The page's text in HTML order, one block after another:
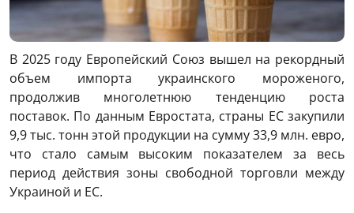
В 2025 году Европейский Союз вышел на рекордный
объем импорта украинского мороженого,
продолжив многолетнюю тенденцию роста
поставок. По данным Евростата, страны ЕС закупили
9,9 тыс. тонн этой продукции на сумму 33,9 млн. евро,
что стало самым высоким показателем за весь
период действия зоны свободной торговли между
Украиной и ЕС.